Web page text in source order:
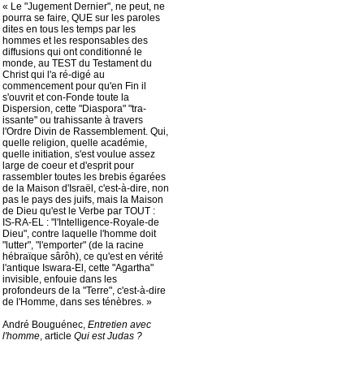
« Le "Jugement Dernier", ne peut, ne
pourra se faire, QUE sur les paroles
dites en tous les temps par les
hommes et les responsables des
diffusions qui ont conditionné le
monde, au TEST du Testament du
Christ qui l'a ré-digé au
commencement pour qu'en Fin il
s'ouvrit et con-Fonde toute la
Dispersion, cette "Diaspora" "tra-
issante" ou trahissante à travers
l'Ordre Divin de Rassemblement. Qui,
quelle religion, quelle académie,
quelle initiation, s'est voulue assez
large de coeur et d'esprit pour
rassembler toutes les brebis égarées
de la Maison d'Israël, c'est-à-dire, non
pas le pays des juifs, mais la Maison
de Dieu qu'est le Verbe par TOUT :
IS-RA-EL : "l'Intelligence-Royale-de
Dieu", contre laquelle l'homme doit
"lutter", "l'emporter" (de la racine
hébraïque sârôh), ce qu'est en vérité
l'antique Iswara-El, cette "Agartha"
invisible, enfouie dans les
profondeurs de la "Terre", c'est-à-dire
de l'Homme, dans ses ténèbres. »
André Bouguénec, Entretien avec
l'homme, article Qui est Judas ?